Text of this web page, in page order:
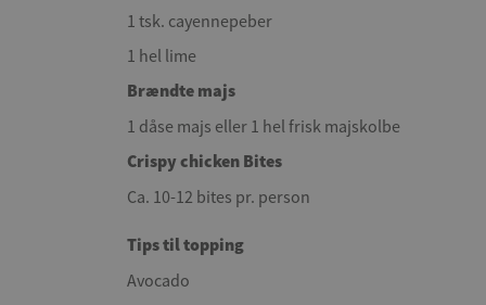
1 tsk. cayennepeber
1 hel lime
Brændte majs
1 dåse majs eller 1 hel frisk majskolbe
Crispy chicken Bites
Ca. 10-12 bites pr. person
Tips til topping
Avocado